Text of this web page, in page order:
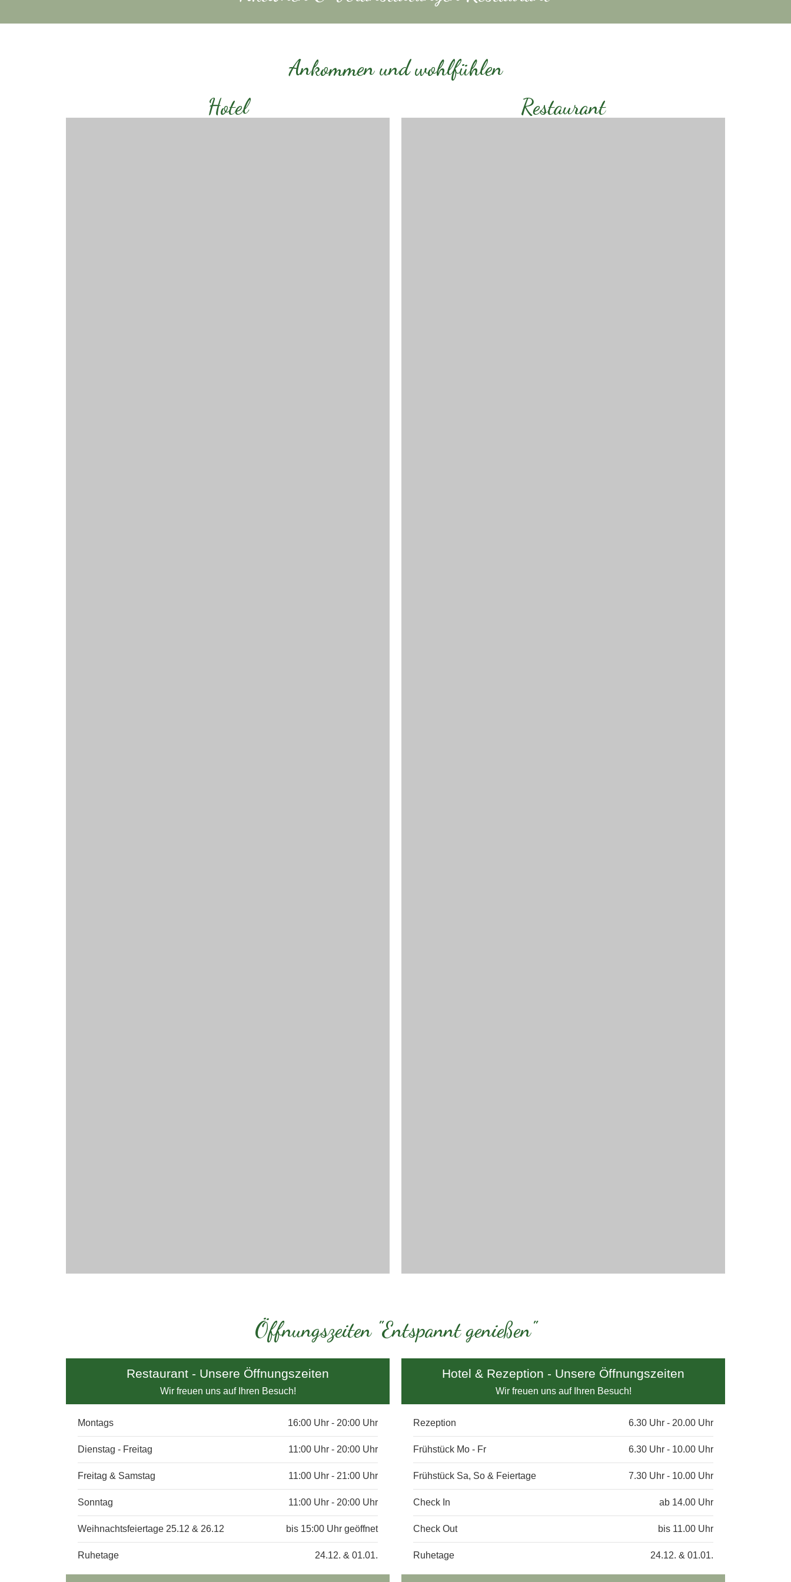
Ankommen und wohlfühlen
Hotel
Restaurant
Öffnungszeiten "Entspannt genießen"
Restaurant - Unsere Öffnungszeiten
Wir freuen uns auf Ihren Besuch!
Montags 16:00 Uhr - 20:00 Uhr
Dienstag - Freitag 11:00 Uhr - 20:00 Uhr
Freitag & Samstag 11:00 Uhr - 21:00 Uhr
Sonntag 11:00 Uhr - 20:00 Uhr
Weihnachtsfeiertage 25.12 & 26.12 bis 15:00 Uhr geöffnet
Ruhetage 24.12. & 01.01.
Hotel & Rezeption - Unsere Öffnungszeiten
Wir freuen uns auf Ihren Besuch!
Rezeption 6.30 Uhr - 20.00 Uhr
Frühstück Mo - Fr 6.30 Uhr - 10.00 Uhr
Frühstück Sa, So & Feiertage 7.30 Uhr - 10.00 Uhr
Check In ab 14.00 Uhr
Check Out bis 11.00 Uhr
Ruhetage 24.12. & 01.01.